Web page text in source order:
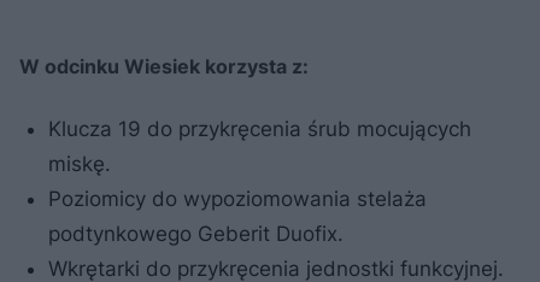
W odcinku Wiesiek korzysta z:
Klucza 19 do przykręcenia śrub mocujących
miskę.
Poziomicy do wypoziomowania stelaża
podtynkowego Geberit Duofix.
Wkrętarki do przykręcenia jednostki funkcyjnej.